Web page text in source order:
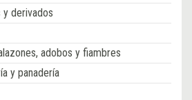
y derivados
adobos y fiambres
y panadería